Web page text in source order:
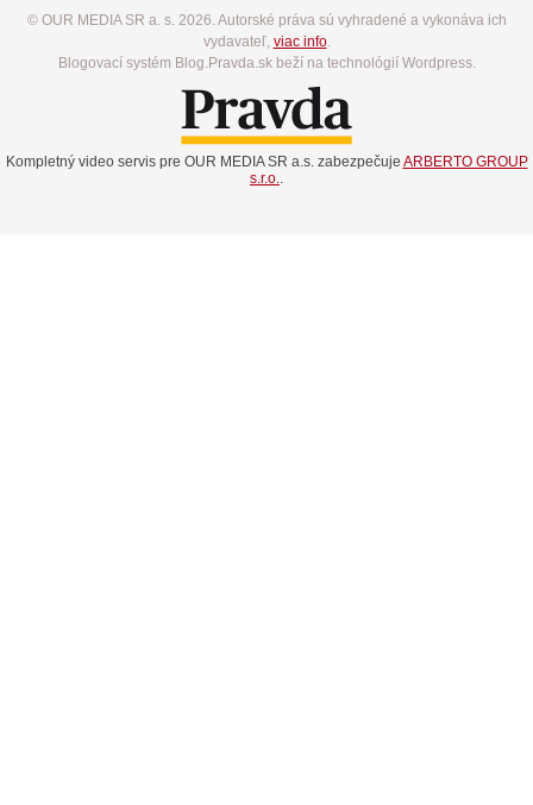
© OUR MEDIA SR a. s. 2026. Autorské práva sú vyhradené a vykonáva ich
vydavateľ, viac info.
Blogovací systém Blog.Pravda.sk beží na technológií Wordpress.
Kompletný video servis pre OUR MEDIA SR a.s. zabezpečuje ARBERTO GROUP
s.r.o..